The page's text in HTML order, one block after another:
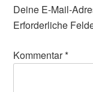
Deine E-Mail-
Erforderliche
Kommentar*